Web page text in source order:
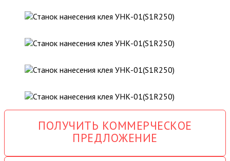
ПОЛУЧИТЬ КОММЕРЧЕСКОЕ
ПРЕДЛОЖЕНИЕ